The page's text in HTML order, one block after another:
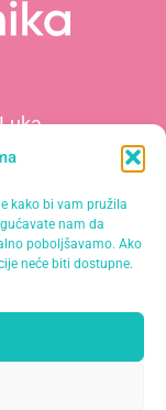
kako bi vam pružila
nam da
poboljšavamo. Ako
neće biti dostupne.
s
i